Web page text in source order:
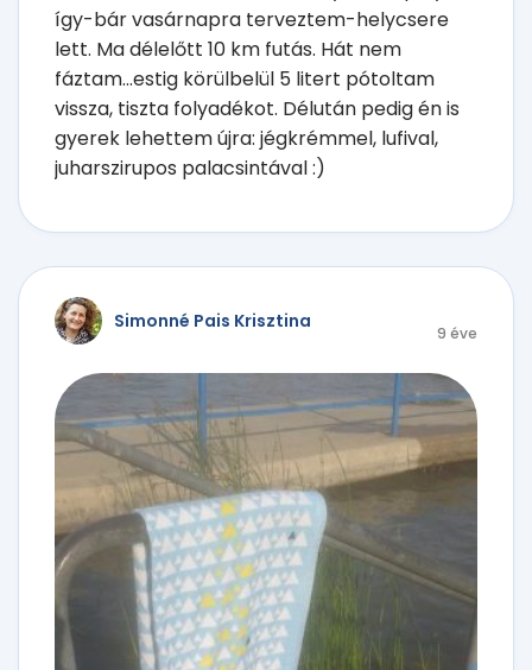
így-bár vasárnapra terveztem-helycsere
lett. Ma délelőtt 10 km futás. Hát nem
fáztam...estig körülbelül 5 litert pótoltam
vissza, tiszta folyadékot. Délután pedig én is
gyerek lehettem újra: jégkrémmel, lufival,
juharszirupos palacsintával :)
Simonné Pais Krisztina
9 éve